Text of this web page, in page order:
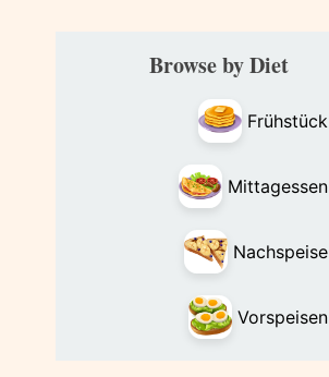
Primary
SidebarBrowse by Diet
Frühstück
Mittagessen
Nachspeise
Vorspeisen